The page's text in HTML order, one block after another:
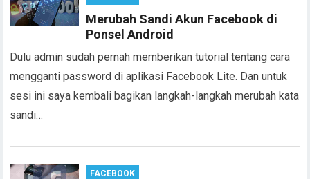
Merubah Sandi Akun Facebook di
Ponsel Android
Dulu admin sudah pernah memberikan tutorial tentang cara
mengganti password di aplikasi Facebook Lite. Dan untuk
sesi ini saya kembali bagikan langkah-langkah merubah kata
sandi…
FACEBOOK